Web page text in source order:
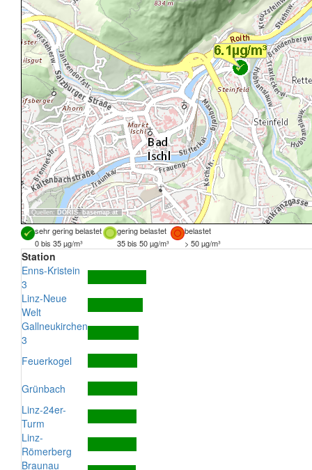
Quellen: DORIS, basemap.at
sehr gering belastet gering belastet
belastet
0 bis 35 µg/m³
35 bis 50 µg/m³ > 50 µg/m³
Station
Enns-Kristein
3
Linz-Neue
Welt
Gallneukirchen
3
Feuerkogel
Grünbach
Linz-24er-
Turm
Linz-
Römerberg
Braunau